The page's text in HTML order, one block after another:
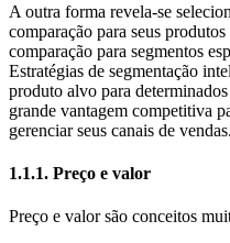
A outra forma revela-se
comparação para seus
comparação para segmentos
Estratégias de segmentação
produto alvo para
grande vantagem competitiva
gerenciar seus canais de vendas.
1.1.1. Preço e valor
Preço e valor são conceitos